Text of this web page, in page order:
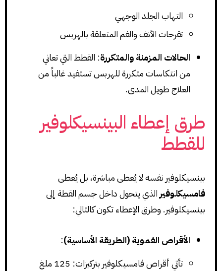
التهاب الجلد الوجهي
تقرحات الأنف والفم المتعلقة بالهربس
الحالات المزمنة والمتكررة: القطط التي تعاني
من انتكاسات متكررة للهربس تستفيد غالباً من
العلاج طويل المدى.
طرق إعطاء البينسيكلوفير
للقطط
بينسيكلوفير نفسه لا يُعطى مباشرة، بل يُعطى
فامسيكلوفير الذي يتحول داخل جسم القطة إلى
بينسيكلوفير. وطرق الإعطاء تكون كالتالي:
الأقراص الفموية (الطريقة الأساسية):
تأتي أقراص فامسيكلوفير بتركيزات: 125 ملغ